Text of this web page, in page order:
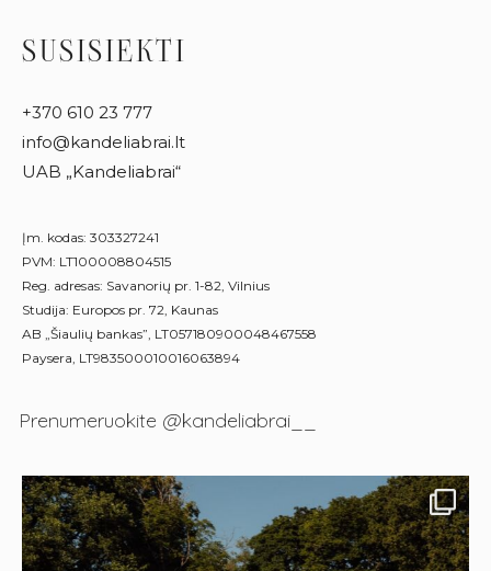
SUSISIEKTI
+370 610 23 777
info@kandeliabrai.lt
UAB „Kandeliabrai“
Įm. kodas: 303327241
PVM: LT100008804515
Reg. adresas: Savanorių pr. 1-82, Vilnius
Studija: Europos pr. 72, Kaunas
AB „Šiaulių bankas”, LT057180900048467558
Paysera, LT983500010016063894
Prenumeruokite @kandeliabrai__